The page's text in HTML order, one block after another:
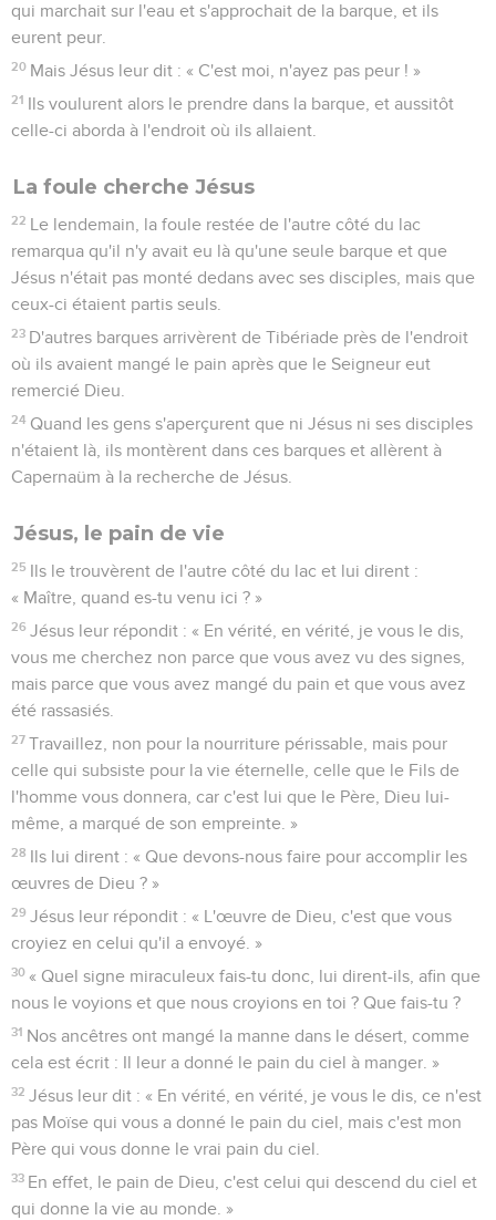
qui marchait sur l'eau et s'approchait de la barque, et ils
eurent peur.
20 Mais Jésus leur dit : « C'est moi, n'ayez pas peur ! »
21 Ils voulurent alors le prendre dans la barque, et aussitôt
celle-ci aborda à l'endroit où ils allaient.
La foule cherche Jésus
22 Le lendemain, la foule restée de l'autre côté du lac
remarqua qu'il n'y avait eu là qu'une seule barque et que
Jésus n'était pas monté dedans avec ses disciples, mais que
ceux-ci étaient partis seuls.
23 D'autres barques arrivèrent de Tibériade près de l'endroit
où ils avaient mangé le pain après que le Seigneur eut
remercié Dieu.
24 Quand les gens s'aperçurent que ni Jésus ni ses disciples
n'étaient là, ils montèrent dans ces barques et allèrent à
Capernaüm à la recherche de Jésus.
Jésus, le pain de vie
25 Ils le trouvèrent de l'autre côté du lac et lui dirent :
« Maître, quand es-tu venu ici ? »
26 Jésus leur répondit : « En vérité, en vérité, je vous le dis,
vous me cherchez non parce que vous avez vu des signes,
mais parce que vous avez mangé du pain et que vous avez
été rassasiés.
27 Travaillez, non pour la nourriture périssable, mais pour
celle qui subsiste pour la vie éternelle, celle que le Fils de
l'homme vous donnera, car c'est lui que le Père, Dieu lui-
même, a marqué de son empreinte. »
28 Ils lui dirent : « Que devons-nous faire pour accomplir les
œuvres de Dieu ? »
29 Jésus leur répondit : « L'œuvre de Dieu, c'est que vous
croyiez en celui qu'il a envoyé. »
30 « Quel signe miraculeux fais-tu donc, lui dirent-ils, afin que
nous le voyions et que nous croyions en toi ? Que fais-tu ?
31 Nos ancêtres ont mangé la manne dans le désert, comme
cela est écrit : Il leur a donné le pain du ciel à manger. »
32 Jésus leur dit : « En vérité, en vérité, je vous le dis, ce n'est
pas Moïse qui vous a donné le pain du ciel, mais c'est mon
Père qui vous donne le vrai pain du ciel.
33 En effet, le pain de Dieu, c'est celui qui descend du ciel et
qui donne la vie au monde. »